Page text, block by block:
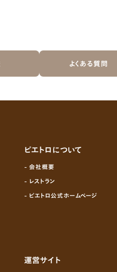
よくある質問
ピエトロについて
- 会社概要
- レストラン
- ピエトロ公式ホームページ
運営サイト